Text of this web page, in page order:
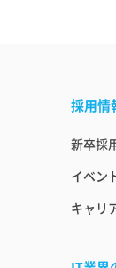
採用情
新卒採
イベン
キャリ